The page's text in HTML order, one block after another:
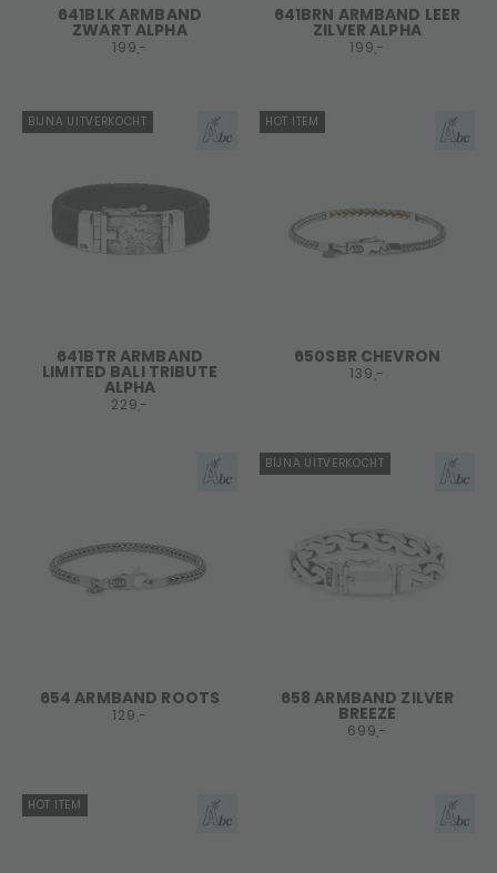
641BLK ARMBAND
ZWART ALPHA
199,-
641BRN ARMBAND LEER
ZILVER ALPHA
199,-
BIJNA UITVERKOCHT
641BTR ARMBAND
LIMITED BALI TRIBUTE
ALPHA
229,-
HOT ITEM
650SBR CHEVRON
139,-
654 ARMBAND ROOTS
129,-
BIJNA UITVERKOCHT
658 ARMBAND ZILVER
BREEZE
699,-
HOT ITEM